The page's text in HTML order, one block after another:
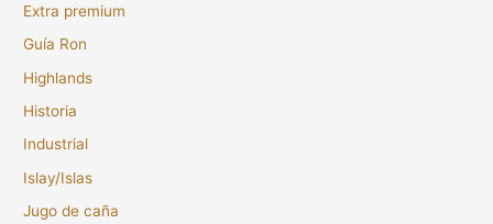
Extra premium
Guía Ron
Highlands
Historia
Industrial
Islay/Islas
Jugo de caña